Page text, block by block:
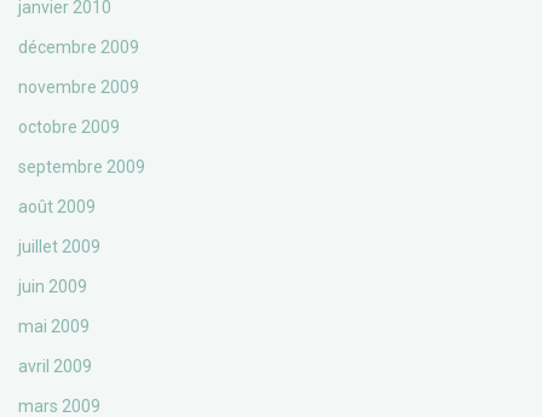
janvier 2010
décembre 2009
novembre 2009
octobre 2009
septembre 2009
août 2009
juillet 2009
juin 2009
mai 2009
avril 2009
mars 2009